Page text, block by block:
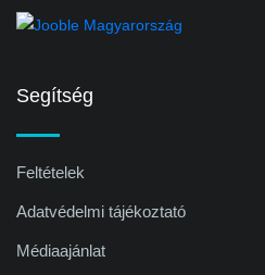
Segítség
Feltételek
Adatvédelmi tájékoztató
Médiaajánlat